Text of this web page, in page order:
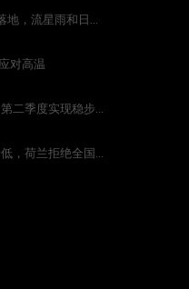
地，流星雨和日...
对高温
二季度实现稳步...
，荷兰拒绝全国...